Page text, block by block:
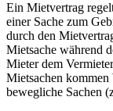
Ein Mietvertrag
einer Sache zum
durch den
Mietsache während
Mieter dem
Mietsachen kommen
bewegliche Sachen